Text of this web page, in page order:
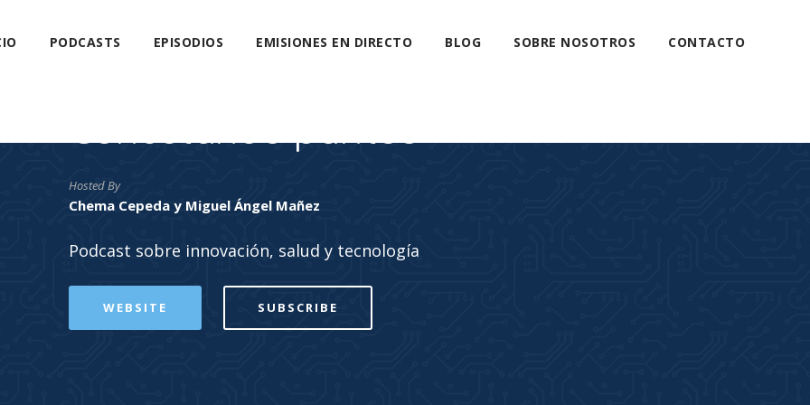
PODCASTS EPISODIOS EMISIONES EN DIRECTO BLOG SOBRE NOSOTROS CONTACTO
Conectando puntos
Hosted By
Chema Cepeda y Miguel Ángel Mañez
Podcast sobre innovación, salud y tecnología
WEBSITE SUBSCRIBE